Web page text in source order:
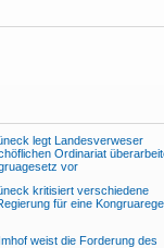
legt Landesverweser
Ordinariat
vor
kritisiert verschiedene
für eine
weist die Forderung des